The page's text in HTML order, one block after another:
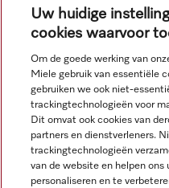
Navigatie
Service
Uw huidige
cookies waarvoor
Om de goede werking van
Miele gebruik van essentiële
gebruiken we ook niet-
trackingtechnologieën voor
Dit omvat ook cookies van
partners en dienstverleners.
trackingtechnologieën
van de website en helpen
personaliseren en te